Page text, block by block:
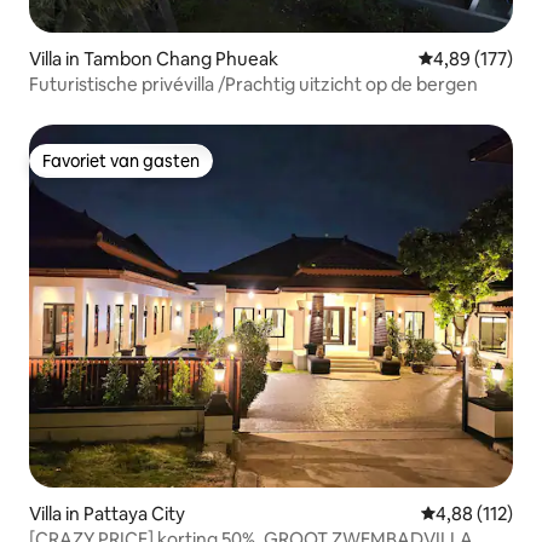
Villa in Tambon Chang Phueak Gemiddelde
4,89 (177)
Futuristische privévilla /Prachtig uitzicht op de bergen
Favoriet van gasten
Favoriet van gasten
Villa in Pattaya City Gemiddelde
4,88 (112)